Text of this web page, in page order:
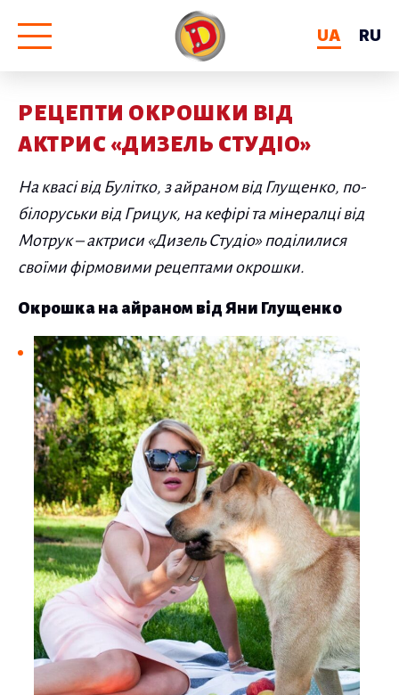
UA
RU
РЕЦЕПТИ ОКРОШКИ ВІД
АКТРИС «ДИЗЕЛЬ СТУДІО»
На квасі від Булітко, з айраном від Глущенко, по-
білоруськи від Грицук, на кефірі та мінералці від
Мотрук – актриси «Дизель Студіо» поділилися
своїми фірмовими рецептами окрошки.
Окрошка на айраном від Яни Глущенко